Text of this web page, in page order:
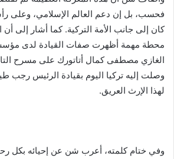
فحسب، بل إن دعم العالم الإسلامي، وعلى
كان إلى جانب الأمة التركية. كما أشار إلى أن
محطة مهمة أظهرت صفات القيادة لدى مؤسس
الغازي مصطفى كمال أتاتورك على مسرح
وصلت إليه تركيا اليوم بقيادة الرئيس رجب
لهذا الإرث العريق.
وفي ختام كلمته، أعرب شن عن إحيائه بكل